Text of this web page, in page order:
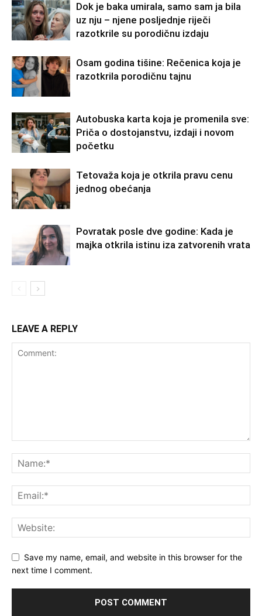
Dok je baka umirala, samo sam ja bila
uz nju – njene posljednje riječi
razotkrile su porodičnu izdaju
Osam godina tišine: Rečenica koja je
razotkrila porodičnu tajnu
Autobuska karta koja je promenila sve:
Priča o dostojanstvu, izdaji i novom
početku
Tetovaža koja je otkrila pravu cenu
jednog obećanja
Povratak posle dve godine: Kada je
majka otkrila istinu iza zatvorenih vrata
LEAVE A REPLY
Save my name, email, and website in this browser for the
next time I comment.